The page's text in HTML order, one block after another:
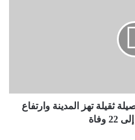
ثقيلة تهز المدينة وارتفاع
وفاة